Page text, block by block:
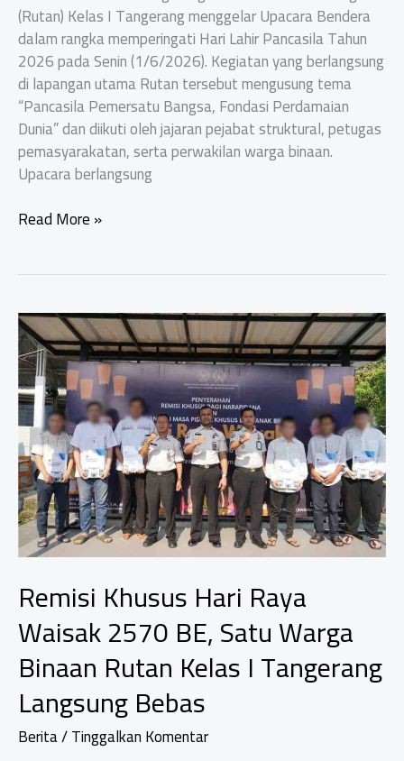
(Rutan) Kelas I Tangerang menggelar Upacara Bendera
dalam rangka memperingati Hari Lahir Pancasila Tahun
2026 pada Senin (1/6/2026). Kegiatan yang berlangsung
di lapangan utama Rutan tersebut mengusung tema
“Pancasila Pemersatu Bangsa, Fondasi Perdamaian
Dunia” dan diikuti oleh jajaran pejabat struktural, petugas
pemasyarakatan, serta perwakilan warga binaan.
Upacara berlangsung
Rutan
Momentumkan
Hari
Lahir
Pancasila
2026
sebagai
Perekat
Persatuan
Bangsa
Read More »
Remisi Khusus Hari Raya
Waisak 2570 BE, Satu Warga
Binaan Rutan Kelas I Tangerang
Langsung Bebas
Berita/Tinggalkan Komentar